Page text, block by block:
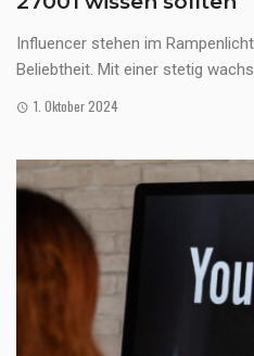
Influencer stehen im
Beliebtheit. Mit einer stetig
1. Oktober 2024